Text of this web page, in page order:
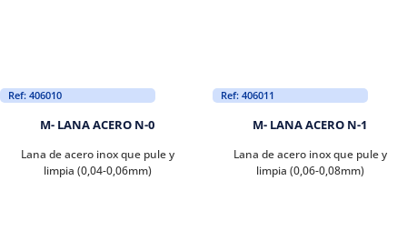
Ref: 406010
M- LANA ACERO N-0
Lana de acero inox que pule y
limpia (0,04-0,06mm)
Ref: 406011
M- LANA ACERO N-1
Lana de acero inox que pule y
limpia (0,06-0,08mm)